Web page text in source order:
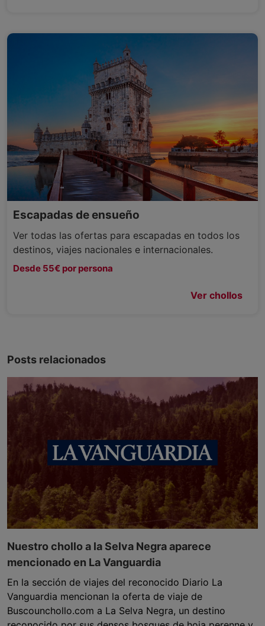
Escapadas de ensueño
Ver todas las ofertas para escapadas en todos los
destinos, viajes nacionales e internacionales.
Desde 55€ por persona
Ver chollos
Posts relacionados
Nuestro chollo a la Selva Negra aparece
mencionado en La Vanguardia
En la sección de viajes del reconocido Diario La
Vanguardia mencionan la oferta de viaje de
Buscounchollo.com a La Selva Negra, un destino